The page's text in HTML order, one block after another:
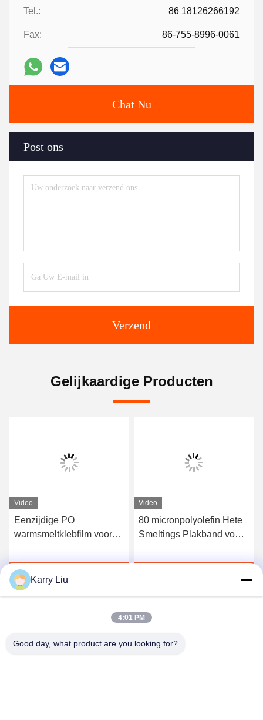
Tel.: 86 18126266192
Fax: 86-755-8996-0061
Chat Nu
Post ons
Verzend
Gelijkaardige Producten
Video
Eenzijdige PO
warmsmeltklebfilm voor
Krijg Beste Prijs
Video
80 micronpolyolefin Hete
Smeltings Plakband voor
Karry Liu
4:01 PM
Good day, what product are you looking for?